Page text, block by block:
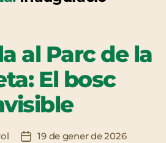
al Parc de la
El bosc
Data19 de gener de 2026